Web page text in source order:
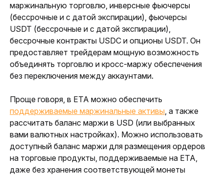
маржинальную торговлю, инверсные фьючерсы
(бессрочные и с датой экспирации), фьючерсы
USDT (бессрочные и с датой экспирации),
бессрочные контракты USDC и опционы USDT. Он
предоставляет трейдерам мощную возможность
объединять торговлю и кросс-маржу обеспечения
без переключения между аккаунтами.
поддерживаемые маржинальные активы, а также
рассчитать баланс маржи в USD (или выбранных
вами валютных настройках). Можно использовать
доступный баланс маржи для размещения ордеров
на торговые продукты, поддерживаемые на ЕТА,
даже без хранения соответствующей монеты